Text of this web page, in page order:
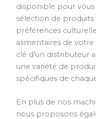
disponible pour
sélection de
préférences
alimentaires de
clé d’un distributeur
une variété de
spécifiques de
En plus de nos
nous proposons